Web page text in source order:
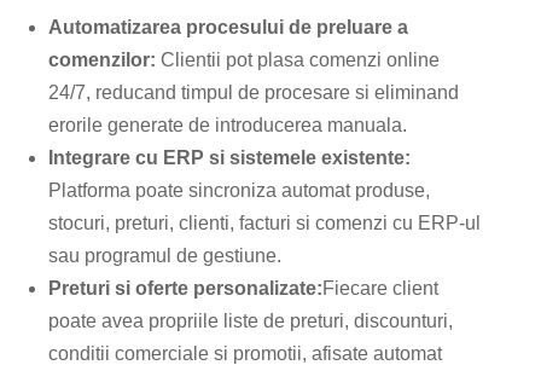
Automatizarea procesului de preluare a
comenzilor: Clientii pot plasa comenzi online
24/7, reducand timpul de procesare si eliminand
erorile generate de introducerea manuala.
Integrare cu ERP si sistemele existente:
Platforma poate sincroniza automat produse,
stocuri, preturi, clienti, facturi si comenzi cu ERP-ul
sau programul de gestiune.
Preturi si oferte personalizate:Fiecare client
poate avea propriile liste de preturi, discounturi,
conditii comerciale si promotii, afisate automat